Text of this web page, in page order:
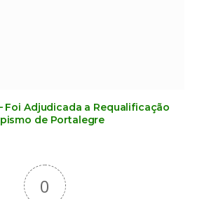
Foi Adjudicada a Requalificação
de Portalegre
0